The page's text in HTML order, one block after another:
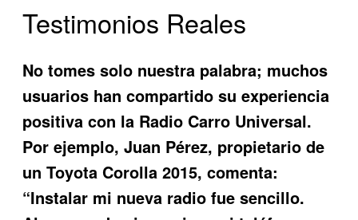
Testimonios Reales
No tomes solo nuestra palabra; muchos
usuarios han compartido su experiencia
positiva con la Radio Carro Universal.
Por ejemplo, Juan Pérez, propietario de
un Toyota Corolla 2015, comenta:
“Instalar mi nueva radio fue sencillo.